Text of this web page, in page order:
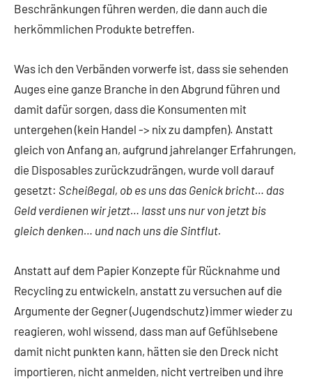
Beschränkungen führen werden, die dann auch die
herkömmlichen Produkte betreffen.
Was ich den Verbänden vorwerfe ist, dass sie sehenden
Auges eine ganze Branche in den Abgrund führen und
damit dafür sorgen, dass die Konsumenten mit
untergehen (kein Handel -> nix zu dampfen). Anstatt
gleich von Anfang an, aufgrund jahrelanger Erfahrungen,
die Disposables zurückzudrängen, wurde voll darauf
gesetzt: Scheißegal, ob es uns das Genick bricht… das
Geld verdienen wir jetzt… lasst uns nur von jetzt bis
gleich denken… und nach uns die Sintflut.
Anstatt auf dem Papier Konzepte für Rücknahme und
Recycling zu entwickeln, anstatt zu versuchen auf die
Argumente der Gegner (Jugendschutz) immer wieder zu
reagieren, wohl wissend, dass man auf Gefühlsebene
damit nicht punkten kann, hätten sie den Dreck nicht
importieren, nicht anmelden, nicht vertreiben und ihre